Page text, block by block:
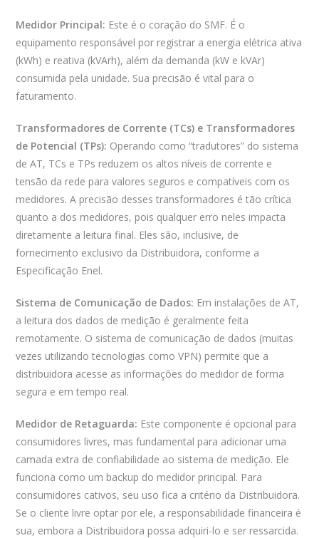
Medidor Principal: Este é o coração do SMF. É o
equipamento responsável por registrar a energia elétrica ativa
(kWh) e reativa (kVArh), além da demanda (kW e kVAr)
consumida pela unidade. Sua precisão é vital para o
faturamento.
Transformadores de Corrente (TCs) e Transformadores
de Potencial (TPs): Operando como “tradutores” do sistema
de AT, TCs e TPs reduzem os altos níveis de corrente e
tensão da rede para valores seguros e compatíveis com os
medidores. A precisão desses transformadores é tão crítica
quanto a dos medidores, pois qualquer erro neles impacta
diretamente a leitura final. Eles são, inclusive, de
fornecimento exclusivo da Distribuidora, conforme a
Especificação Enel.
Sistema de Comunicação de Dados: Em instalações de AT,
a leitura dos dados de medição é geralmente feita
remotamente. O sistema de comunicação de dados (muitas
vezes utilizando tecnologias como VPN) permite que a
distribuidora acesse as informações do medidor de forma
segura e em tempo real.
Medidor de Retaguarda: Este componente é opcional para
consumidores livres, mas fundamental para adicionar uma
camada extra de confiabilidade ao sistema de medição. Ele
funciona como um backup do medidor principal. Para
consumidores cativos, seu uso fica a critério da Distribuidora.
Se o cliente livre optar por ele, a responsabilidade financeira é
sua, embora a Distribuidora possa adquiri-lo e ser ressarcida.